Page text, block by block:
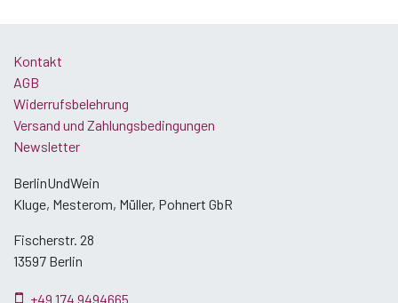
Kontakt
AGB
Widerrufsbelehrung
Versand und Zahlungsbedingungen
Newsletter
BerlinUndWein
Kluge, Mesterom, Müller, Pohnert GbR
Fischerstr. 28
13597 Berlin
+49 174 9494665